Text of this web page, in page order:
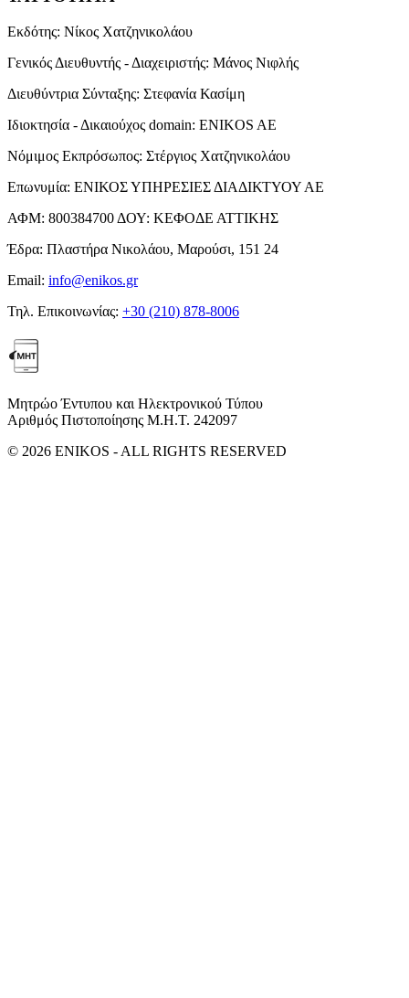
Εκδότης: Νίκος Χατζηνικολάου
Γενικός Διευθυντής - Διαχειριστής: Μάνος Νιφλής
Διευθύντρια Σύνταξης: Στεφανία Κασίμη
Ιδιοκτησία - Δικαιούχος domain: ENIKOS AE
Νόμιμος Εκπρόσωπος: Στέργιος Χατζηνικολάου
Επωνυμία: ΕΝΙΚΟΣ ΥΠΗΡΕΣΙΕΣ ΔΙΑΔΙΚΤΥΟΥ ΑΕ
ΑΦΜ: 800384700 ΔΟΥ: ΚΕΦΟΔΕ ΑΤΤΙΚΗΣ
Έδρα: Πλαστήρα Νικολάου, Μαρούσι, 151 24
Email: info@enikos.gr
Τηλ. Επικοινωνίας: +30 (210) 878-8006
Μητρώο Έντυπου και Ηλεκτρονικού Τύπου
Αριθμός Πιστοποίησης Μ.Η.Τ. 242097
© 2026 ENIKOS - ALL RIGHTS RESERVED